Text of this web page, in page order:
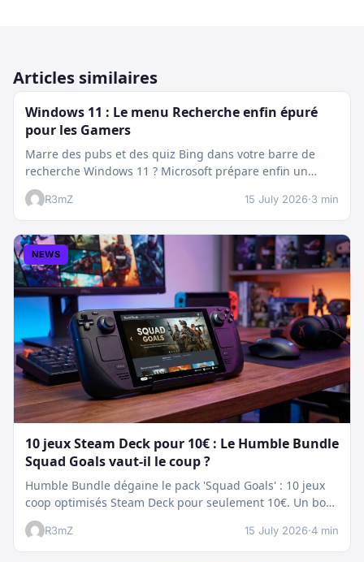
Articles similaires
Windows 11 : Le menu Recherche enfin épuré
pour les Gamers
Marre des pubs et des quiz Bing dans votre barre de
recherche Windows 11 ? Microsoft prépare enfin un
nettoyage…
R3mZ 15 July 2026·3 min
NEWS
10 jeux Steam Deck pour 10€ : Le Humble Bundle
Squad Goals vaut-il le coup ?
Humble Bundle dégaine le pack 'Squad Goals' : 10 jeux
coop optimisés Steam Deck pour seulement 10€. Un bon
plan…
R3mZ 15 July 2026·4 min